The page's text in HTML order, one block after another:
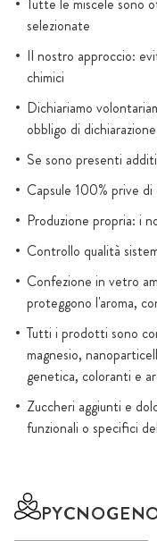
selezionate
Il nostro approccio:
chimici
Dichiariamo
obbligo di dichiarazione
Se sono presenti
Capsule 100% prive
Produzione propria: i
Controllo qualità
Confezione in vetro
proteggono l'aroma,
Tutti i prodotti sono
magnesio,
genetica, coloranti e
Zuccheri aggiunti e
funzionali o specifici